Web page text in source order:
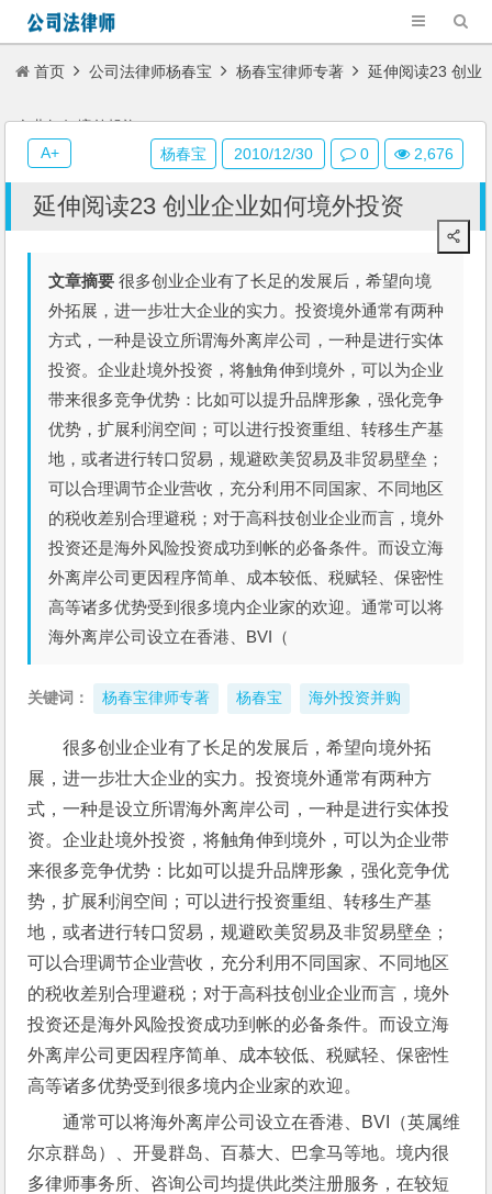
首页 公司法律师杨春宝 杨春宝律师专著 延伸阅读23 创业
企业如何境外投资
延伸阅读23 创业企业如何境外投资
文章摘要 很多创业企业有了长足的发展后，希望向境
外拓展，进一步壮大企业的实力。投资境外通常有两种
方式，一种是设立所谓海外离岸公司，一种是进行实体
投资。企业赴境外投资，将触角伸到境外，可以为企业
带来很多竞争优势：比如可以提升品牌形象，强化竞争
优势，扩展利润空间；可以进行投资重组、转移生产基
地，或者进行转口贸易，规避欧美贸易及非贸易壁垒；
可以合理调节企业营收，充分利用不同国家、不同地区
的税收差别合理避税；对于高科技创业企业而言，境外
投资还是海外风险投资成功到帐的必备条件。而设立海
外离岸公司更因程序简单、成本较低、税赋轻、保密性
高等诸多优势受到很多境内企业家的欢迎。通常可以将
海外离岸公司设立在香港、BVI（
关键词： 杨春宝律师专著 杨春宝 海外投资并购
很多创业企业有了长足的发展后，希望向境外拓
展，进一步壮大企业的实力。投资境外通常有两种方
式，一种是设立所谓海外离岸公司，一种是进行实体投
资。企业赴境外投资，将触角伸到境外，可以为企业带
来很多竞争优势：比如可以提升品牌形象，强化竞争优
势，扩展利润空间；可以进行投资重组、转移生产基
地，或者进行转口贸易，规避欧美贸易及非贸易壁垒；
可以合理调节企业营收，充分利用不同国家、不同地区
的税收差别合理避税；对于高科技创业企业而言，境外
投资还是海外风险投资成功到帐的必备条件。而设立海
外离岸公司更因程序简单、成本较低、税赋轻、保密性
高等诸多优势受到很多境内企业家的欢迎。
通常可以将海外离岸公司设立在香港、BVI（英属维
尔京群岛）、开曼群岛、百慕大、巴拿马等地。境内很
多律师事务所、咨询公司均提供此类注册服务，在较短
杨春宝 2010/12/30 0 2,676
A+